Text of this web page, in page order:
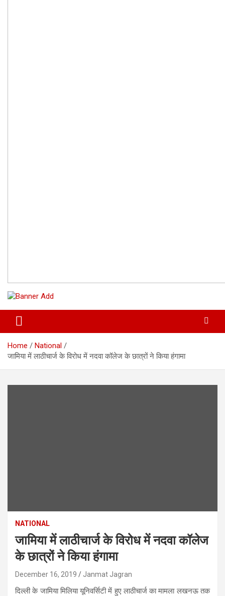
Home
National
जामिया में लाठीचार्ज के व‍िरोध में नदवा कॉलेज के छात्रों ने क‍िया हंगामा
NATIONAL
जामिया में लाठीचार्ज के व‍िरोध में नदवा कॉलेज
के छात्रों ने क‍िया हंगामा
December 16, 2019 Janmat Jagran
दिल्ली के जामिया मिलिया यूनिवर्सिटी में हुए लाठीचार्ज का मामला लखनऊ तक